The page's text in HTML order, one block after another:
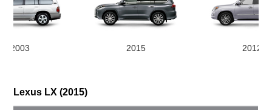
2003 2015 2012
Lexus LX (2015)